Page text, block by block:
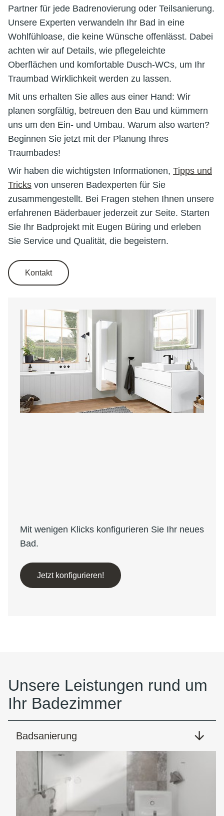
Partner für jede Badrenovierung oder Teilsanierung.
Unsere Experten verwandeln Ihr Bad in eine
Wohlfühloase, die keine Wünsche offenlässt. Dabei
achten wir auf Details, wie pflegeleichte
Oberflächen und komfortable Dusch-WCs, um Ihr
Traumbad Wirklichkeit werden zu lassen.
Mit uns erhalten Sie alles aus einer Hand: Wir
planen sorgfältig, betreuen den Bau und kümmern
uns um den Ein- und Umbau. Warum also warten?
Beginnen Sie jetzt mit der Planung Ihres
Traumbades!
Wir haben die wichtigsten Informationen, Tipps und
Tricks von unseren Badexperten für Sie
zusammengestellt. Bei Fragen stehen Ihnen unsere
erfahrenen Bäderbauer jederzeit zur Seite. Starten
Sie Ihr Badprojekt mit Eugen Büring und erleben
Sie Service und Qualität, die begeistern.
Kontakt
Mit wenigen Klicks konfigurieren Sie Ihr neues
Bad.
Jetzt konfigurieren!
Unsere Leistungen rund um
Ihr Badezimmer
Badsanierung